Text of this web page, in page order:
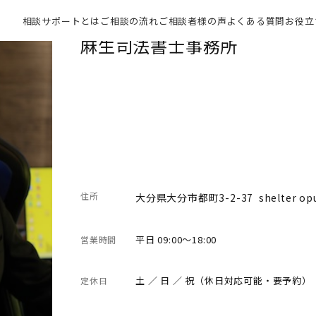
相談サポートとは ご相談の流れご相談者様の声よくある質問お役
麻生司法書士事務所
住所 大分県大分市都町3-2-37 shelter
営業時間 平日 09:00～18:00
定休日 土 ／ 日 ／ 祝（休日対応可能・要予約）